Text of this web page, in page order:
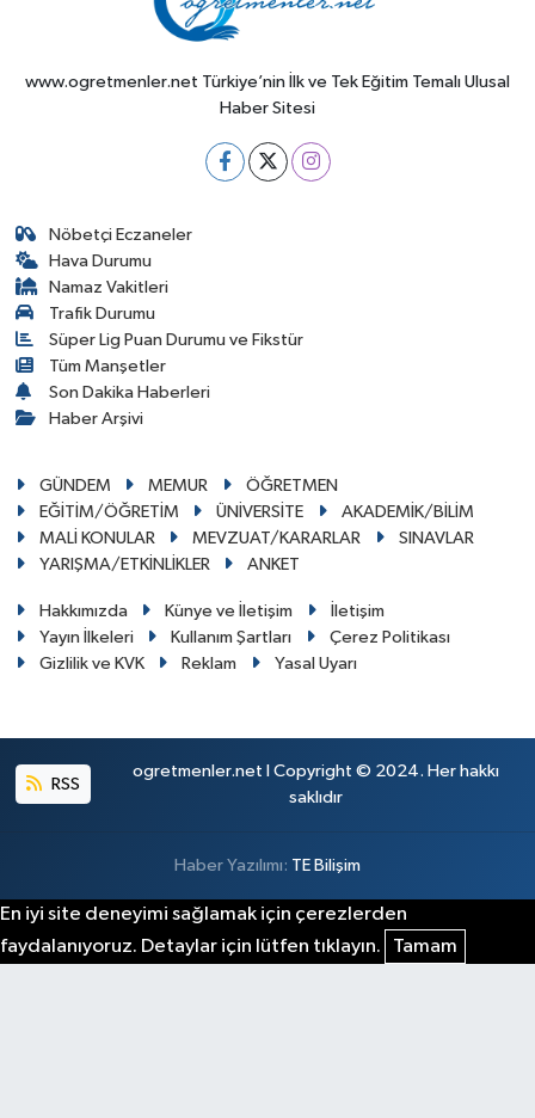
www.ogretmenler.net Türkiye’nin İlk ve Tek Eğitim Temalı Ulusal
Haber Sitesi
Nöbetçi Eczaneler
Hava Durumu
Namaz Vakitleri
Trafik Durumu
Süper Lig Puan Durumu ve Fikstür
Tüm Manşetler
Son Dakika Haberleri
Haber Arşivi
GÜNDEM MEMUR
ÖĞRETMEN
EĞİTİM/ÖĞRETİM
ÜNİVERSİTE
AKADEMİK/BİLİM
MALİ KONULAR
MEVZUAT/KARARLAR
SINAVLAR
YARIŞMA/ETKİNLİKLER
ANKET
Hakkımızda Künye ve İletişim
İletişim
Yayın İlkeleri
Kullanım Şartları
Çerez Politikası
Gizlilik ve KVK
Reklam Yasal Uyarı
RSS
ogretmenler.net I Copyright © 2024. Her hakkı
saklıdır
Haber Yazılımı: TE Bilişim
En iyi site deneyimi sağlamak için çerezlerden
faydalanıyoruz. Detaylar için lütfen tıklayın.
Tamam